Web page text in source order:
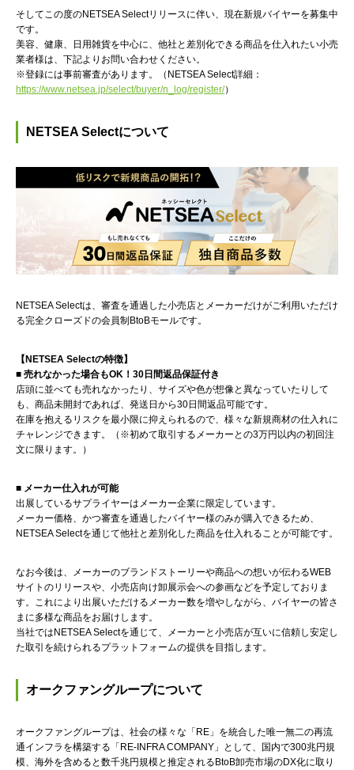
そしてこの度のNETSEA Selectリリースに伴い、現在新規バイヤーを募集中
です。
美容、健康、日用雑貨を中心に、他社と差別化できる商品を仕入れたい小売
業者様は、下記よりお問い合わせください。
※登録には事前審査があります。（NETSEA Select詳細：
https://www.netsea.jp/select/buyer/n_log/register/）
NETSEA Selectについて
NETSEA Selectは、審査を通過した小売店とメーカーだけがご利用いただけ
る完全クローズドの会員制BtoBモールです。
【NETSEA Selectの特徴】
■ 売れなかった場合もOK！30日間返品保証付き
店頭に並べても売れなかったり、サイズや色が想像と異なっていたりして
も、商品未開封であれば、発送日から30日間返品可能です。
在庫を抱えるリスクを最小限に抑えられるので、様々な新規商材の仕入れに
チャレンジできます。（※初めて取引するメーカーとの3万円以内の初回注
文に限ります。）
■ メーカー仕入れが可能
出展しているサプライヤーはメーカー企業に限定しています。
メーカー価格、かつ審査を通過したバイヤー様のみが購入できるため、
NETSEA Selectを通じて他社と差別化した商品を仕入れることが可能です。
なお今後は、メーカーのブランドストーリーや商品への想いが伝わるWEB
サイトのリリースや、小売店向け卸展示会への参画などを予定しておりま
す。これにより出展いただけるメーカー数を増やしながら、バイヤーの皆さ
まに多様な商品をお届けします。
当社ではNETSEA Selectを通じて、メーカーと小売店が互いに信頼し安定し
た取引を続けられるプラットフォームの提供を目指します。
オークファングループについて
オークファングループは、社会の様々な「RE」を統合した唯一無二の再流
通インフラを構築する「RE-INFRA COMPANY」として、国内で300兆円規
模、海外を含めると数千兆円規模と推定されるBtoB卸売市場のDX化に取り